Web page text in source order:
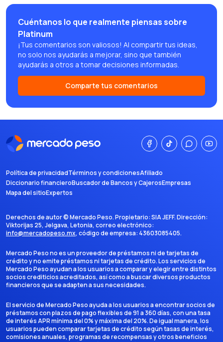
Cuéntanos lo que realmente piensas sobre
Platinum
¡Tus comentarios son valiosos! Al compartir tus ideas,
no solo nos ayudarás a mejorar, sino que también
ayudarás a otros a tomar decisiones informadas.
Comparte tus comentarios
Política de privacidadTérminos y condicionesAfiliado
Diccionario financieroBuscador de Bancos y CajerosEmpresas
Mapa del sitioExpertos
Derechos de autor ©Mercado Peso. Propietario:SIA JEFF. Dirección:
Viktorijas 25, Jelgava, Letonia, correo electrónico:
info@mercadopeso.mx, código de empresa: 43603085405.
Mercado Peso no es un proveedor de préstamos ni de tarjetas de
crédito y no emite préstamos ni tarjetas de crédito. Los servicios de
Mercado Peso ayudan a los usuarios a comparar y elegir entre distintos
socios crediticios acreditados, así como a buscar diversos productos
financieros que se adapten a sus necesidades.
El servicio de Mercado Peso ayuda a los usuarios a encontrar socios de
préstamos con plazos de pago flexibles de 91 a 360 días, con una tasa
de interés APR mínima del 0% y máxima del 20%. De igual manera, los
usuarios pueden comparar tarjetas de crédito según tasas de interés,
comisiones anuales, programas de recompensas y otros beneficios